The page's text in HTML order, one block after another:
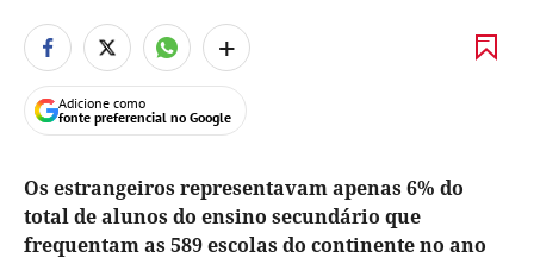
+
Adicione como
fonte preferencial no Google
Os estrangeiros representavam apenas 6% do
total de alunos do ensino secundário que
frequentam as 589 escolas do continente no ano